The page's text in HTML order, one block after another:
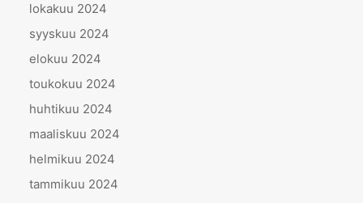
lokakuu 2024
syyskuu 2024
elokuu 2024
toukokuu 2024
huhtikuu 2024
maaliskuu 2024
helmikuu 2024
tammikuu 2024